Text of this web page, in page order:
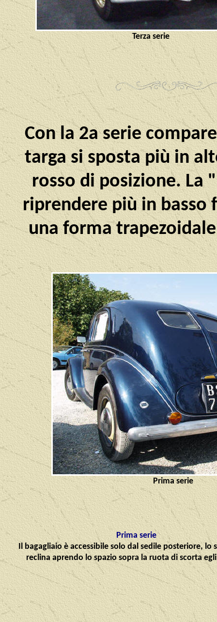
Terza serie
Con la 2a serie
targa si sposta più in
rosso di posizione. La
riprendere più in basso
una forma
Prima serie
Prima serie
Il bagagliaio è accessibile solo dal sedile posteriore, lo
reclina aprendo lo spazio sopra la ruota di scorta